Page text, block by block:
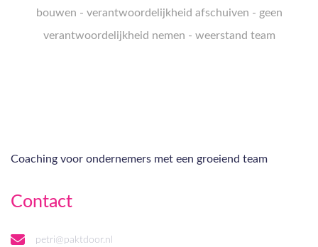
bouwen - verantwoordelijkheid afschuiven - geen
verantwoordelijkheid nemen - weerstand team
Coaching voor ondernemers met een groeiend team
Contact
petri@paktdoor.nl